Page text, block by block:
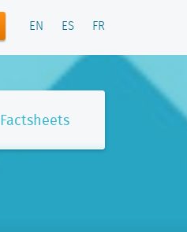
EN ES FR
Factsheets